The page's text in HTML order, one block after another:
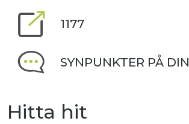
1177
SYNPUNKTER PÅ
Hitta hit